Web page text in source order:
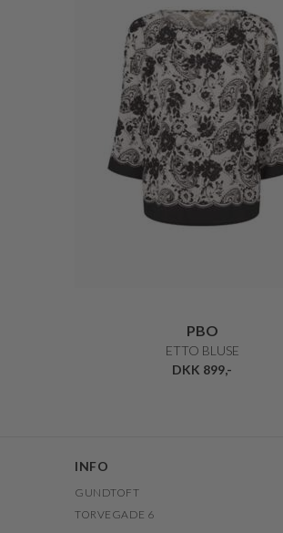
PBO
ETTO BLUSE
DKK 899,-
INFO
GUNDTOFT
TORVEGADE 6